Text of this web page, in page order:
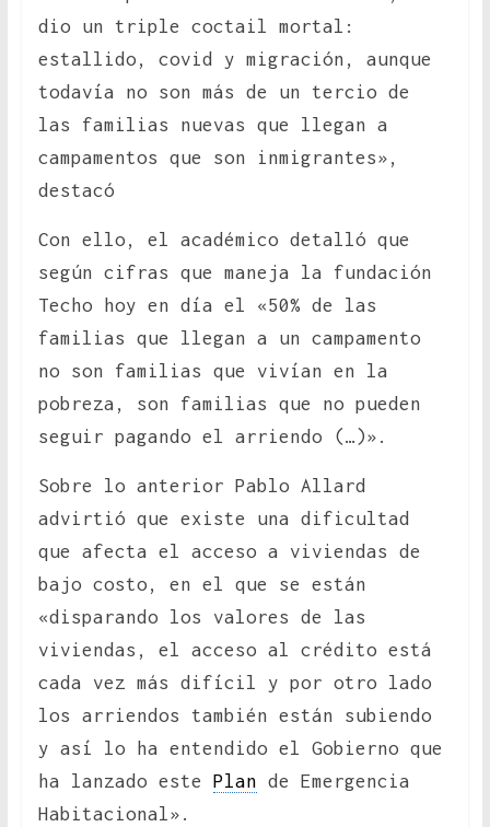
dio un triple coctail mortal:
estallido, covid y migración, aunque
todavía no son más de un tercio de
las familias nuevas que llegan a
campamentos que son inmigrantes»,
destacó
Con ello, el académico detalló que
según cifras que maneja la fundación
Techo hoy en día el «50% de las
familias que llegan a un campamento
no son familias que vivían en la
pobreza, son familias que no pueden
seguir pagando el arriendo (…)».
Sobre lo anterior Pablo Allard
advirtió que existe una dificultad
que afecta el acceso a viviendas de
bajo costo, en el que se están
«disparando los valores de las
viviendas, el acceso al crédito está
cada vez más difícil y por otro lado
los arriendos también están subiendo
y así lo ha entendido el Gobierno que
ha lanzado este Plan de Emergencia
Habitacional».